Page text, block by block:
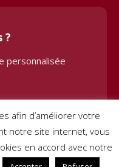
?
personnalisée
afin d’améliorer votre
notre site internet, vous
en accord avec notre